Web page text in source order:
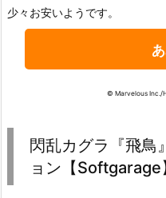
少々お安いようです。
© Marvelous Inc./
閃乱カグラ『飛鳥
ョン【Softgarage